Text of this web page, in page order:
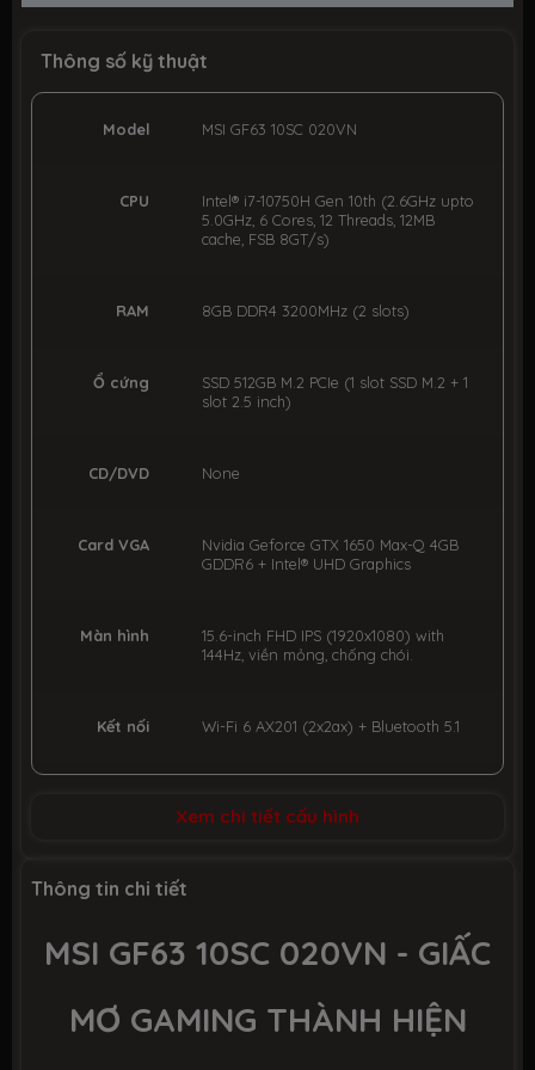
Thông số kỹ thuật
Model MSI GF63 10SC 020VN
CPU
Intel® i7-10750H Gen 10th (2.6GHz upto
5.0GHz, 6 Cores, 12 Threads, 12MB
cache, FSB 8GT/s)
RAM 8GB DDR4 3200MHz (2 slots)
Ổ cứng
SSD 512GB M.2 PCIe (1 slot SSD M.2 + 1
slot 2.5 inch)
CD/DVD None
Card VGA
Nvidia Geforce GTX 1650 Max-Q 4GB
GDDR6 + Intel® UHD Graphics
Màn hình
15.6-inch FHD IPS (1920x1080) with
144Hz, viền mỏng, chống chói.
Kết nối Wi-Fi 6 AX201 (2x2ax) + Bluetooth 5.1
1 x USB Type-C
Audio™
Bàn phím Chiclet keyboard with LED
Xem chi tiết cấu hình
Thông tin chi tiết
MSI GF63 10SC 020VN - GIẤC
MƠ GAMING THÀNH HIỆN